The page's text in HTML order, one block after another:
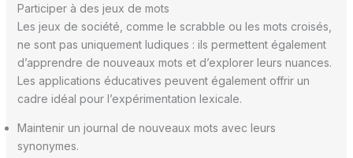
Participer à des jeux de mots
Les jeux de société, comme le scrabble ou les mots croisés,
ne sont pas uniquement ludiques : ils permettent également
d’apprendre de nouveaux mots et d’explorer leurs nuances.
Les applications éducatives peuvent également offrir un
cadre idéal pour l’expérimentation lexicale.
Maintenir un journal de nouveaux mots avec leurs
synonymes.